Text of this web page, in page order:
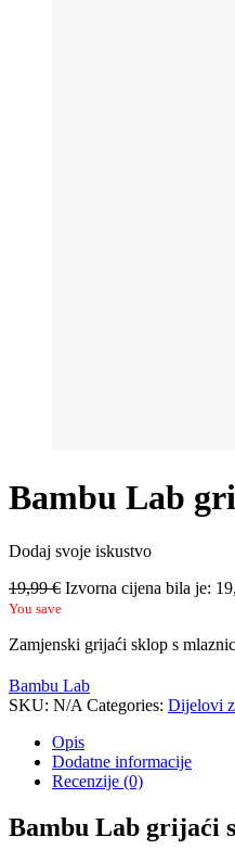
Bambu Lab
Dodaj svoje iskustvo
19,99€ Izvorna cijena bila je:
You save
Zamjenski grijaći sklop s
Bambu Lab
SKU: N/A Categories: Dijelovi
Opis
Dodatne informacije
Recenzije (0)
Bambu Lab grijaći